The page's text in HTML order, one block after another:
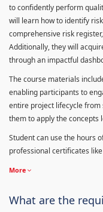
to confidently perform
will learn how to identify
comprehensive risk
Additionally, they will
through an impactful
The course materials
enabling participants to
entire project lifecycle from
them to apply the
Student can use the hours
professional certificates
More
What are the